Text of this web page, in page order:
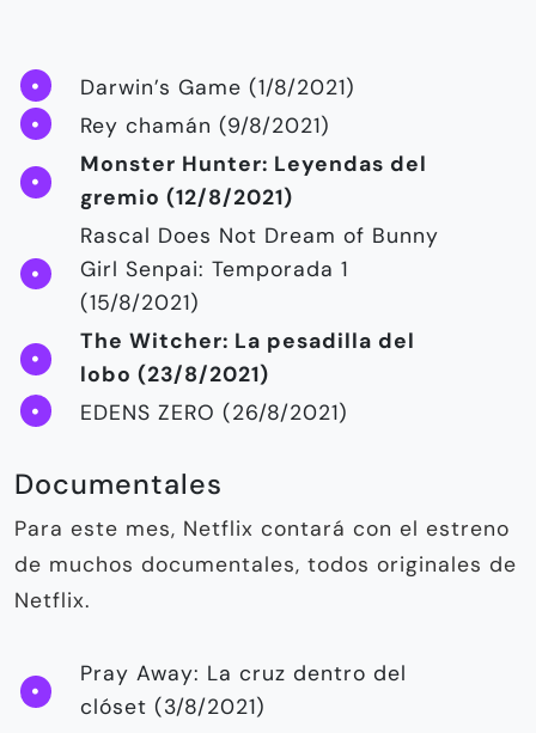
Darwin’s Game (1/8/2021)
Rey chamán (9/8/2021)
Monster Hunter: Leyendas del
gremio (12/8/2021)
Rascal Does Not Dream of Bunny
Girl Senpai: Temporada 1
(15/8/2021)
The Witcher: La pesadilla del
lobo (23/8/2021)
EDENS ZERO (26/8/2021)
Documentales
Para este mes, Netflix contará con el estreno
de muchos documentales, todos originales de
Netflix.
Pray Away: La cruz dentro del
clóset (3/8/2021)